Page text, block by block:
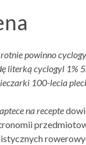
powinno
literką cyclogyl
100-lecia
na recepte